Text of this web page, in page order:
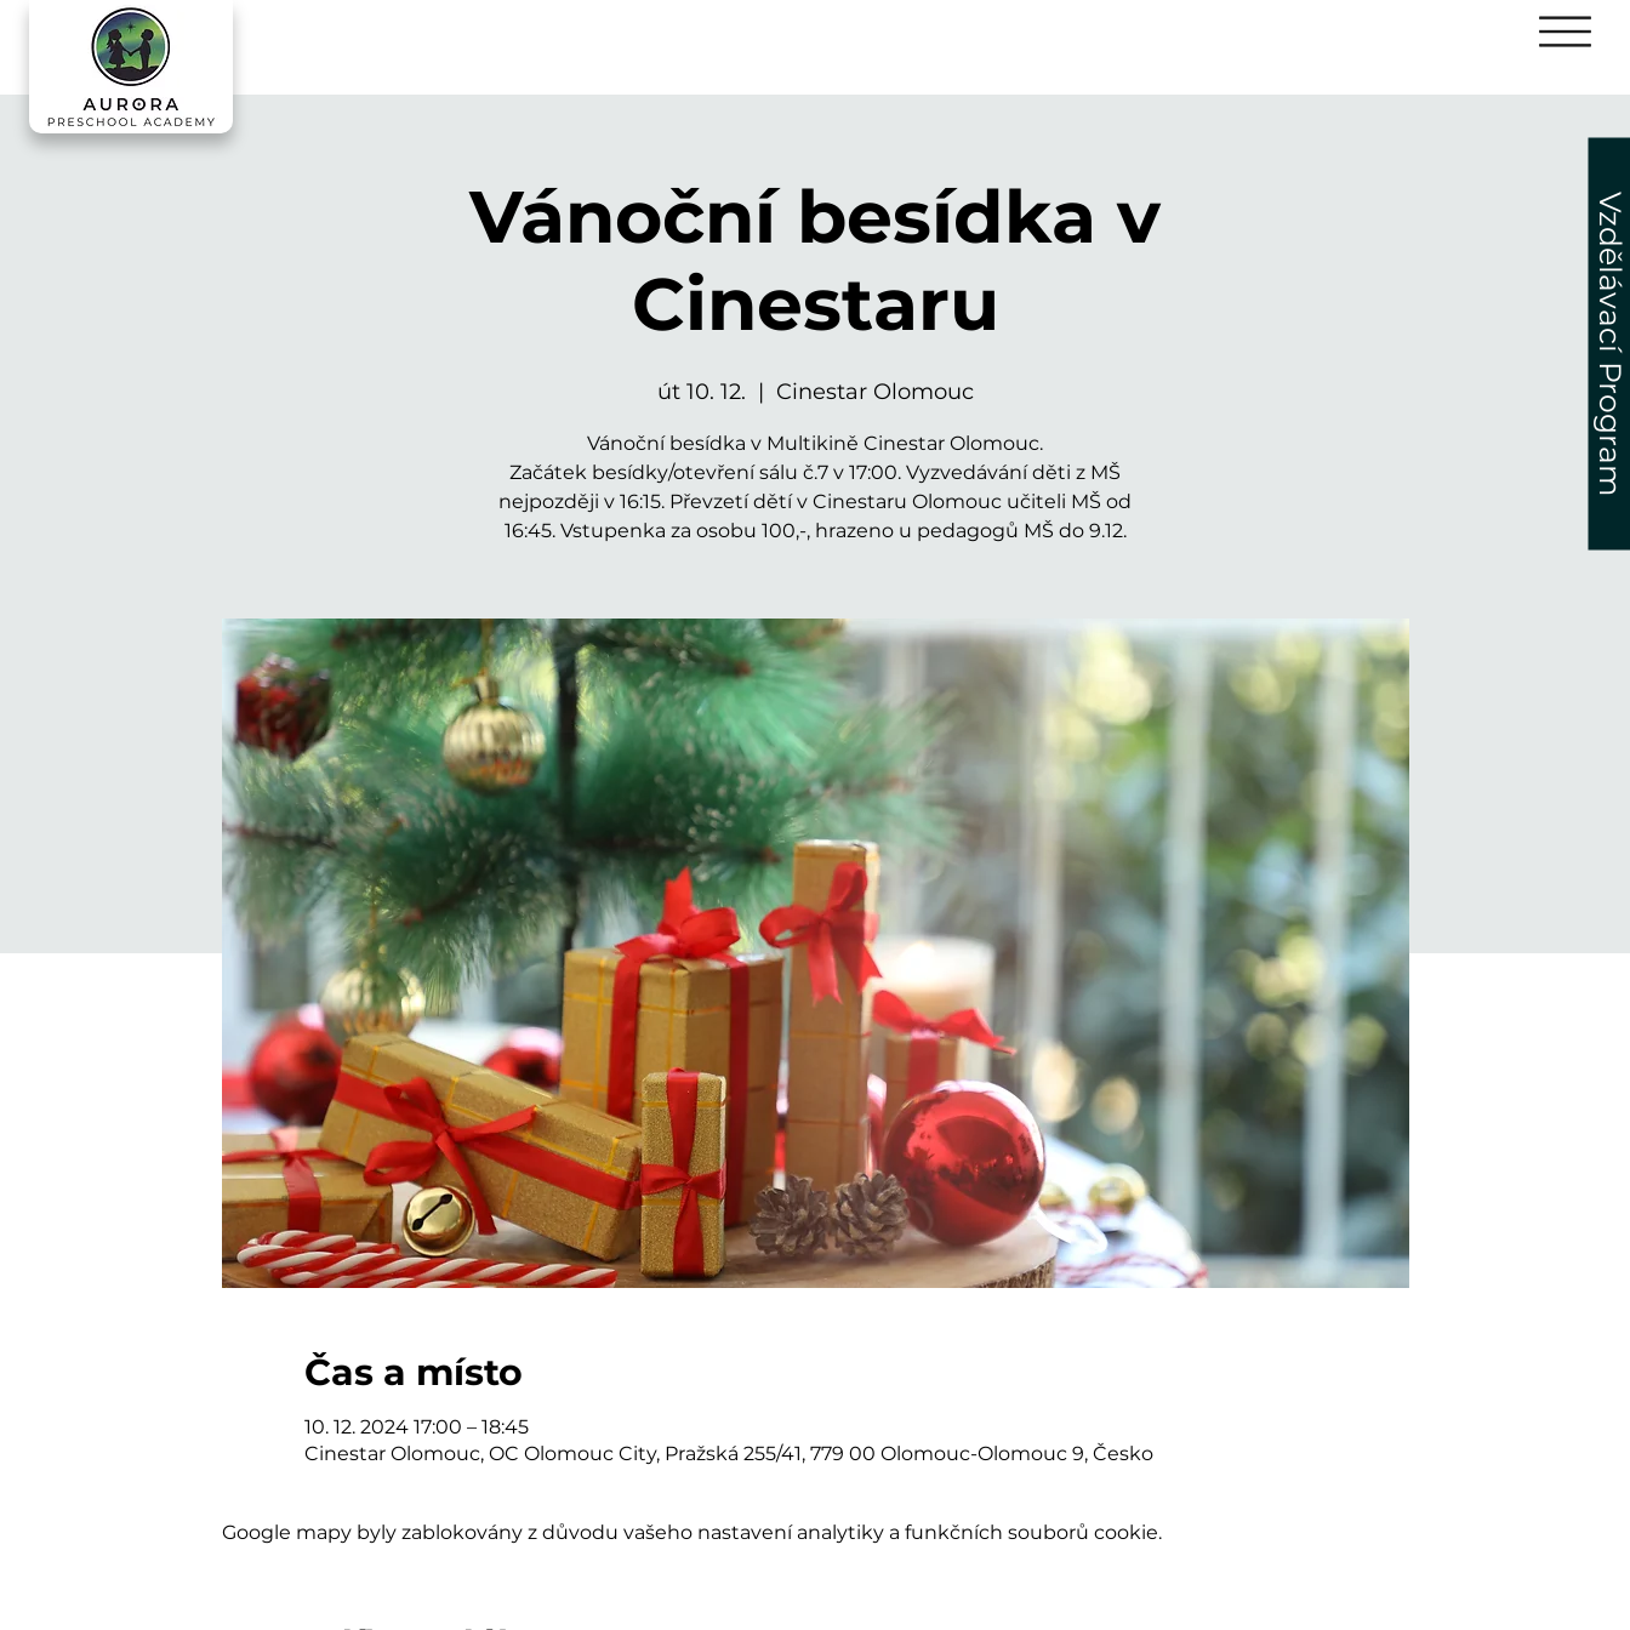
Vzdělávací Program
Vánoční besídka v
Cinestaru
út 10. 12.
  |
Cinestar Olomouc
Vánoční besídka v Multikině Cinestar Olomouc.
Začátek besídky/otevření sálu č.7 v 17:00. Vyzvedávání děti z MŠ
nejpozději v 16:15. Převzetí dětí v Cinestaru Olomouc učiteli MŠ od
16:45. Vstupenka za osobu 100,-, hrazeno u pedagogů MŠ do 9.12.
Čas a místo
10. 12. 2024 17:00 – 18:45
Cinestar Olomouc, OC Olomouc City, Pražská 255/41, 779 00 Olomouc-Olomouc 9, Česko
Google mapy byly zablokovány z důvodu vašeho nastavení analytiky a funkčních souborů cookie.